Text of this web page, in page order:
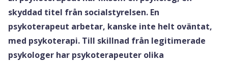
skyddad titel från socialstyrelsen. En
psykoterapeut arbetar, kanske inte helt oväntat,
med psykoterapi. Till skillnad från legitimerade
psykologer har psykoterapeuter olika